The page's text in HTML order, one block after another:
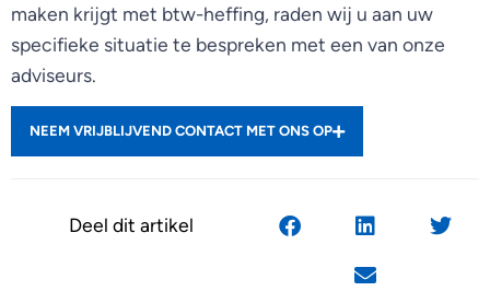
maken krijgt met btw-heffing, raden wij u aan uw
specifieke situatie te bespreken met een van onze
adviseurs.
NEEM VRIJBLIJVEND CONTACT MET ONS OP
Deel dit artikel